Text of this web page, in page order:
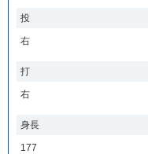
投
右
打
右
身長
177